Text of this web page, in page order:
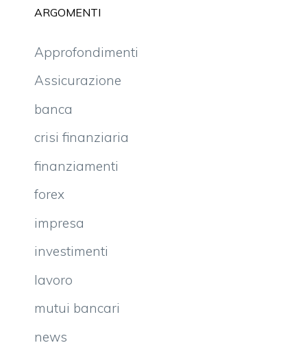
ARGOMENTI
Approfondimenti
Assicurazione
banca
crisi finanziaria
finanziamenti
forex
impresa
investimenti
lavoro
mutui bancari
news